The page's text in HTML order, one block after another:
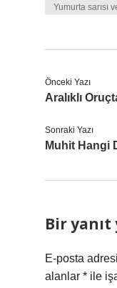
Yumurta sarısı
Önceki Yazı
Aralıklı
Sonraki Yazı
Muhit Hangi
Bir yanıt
E-posta
alanlar * ile